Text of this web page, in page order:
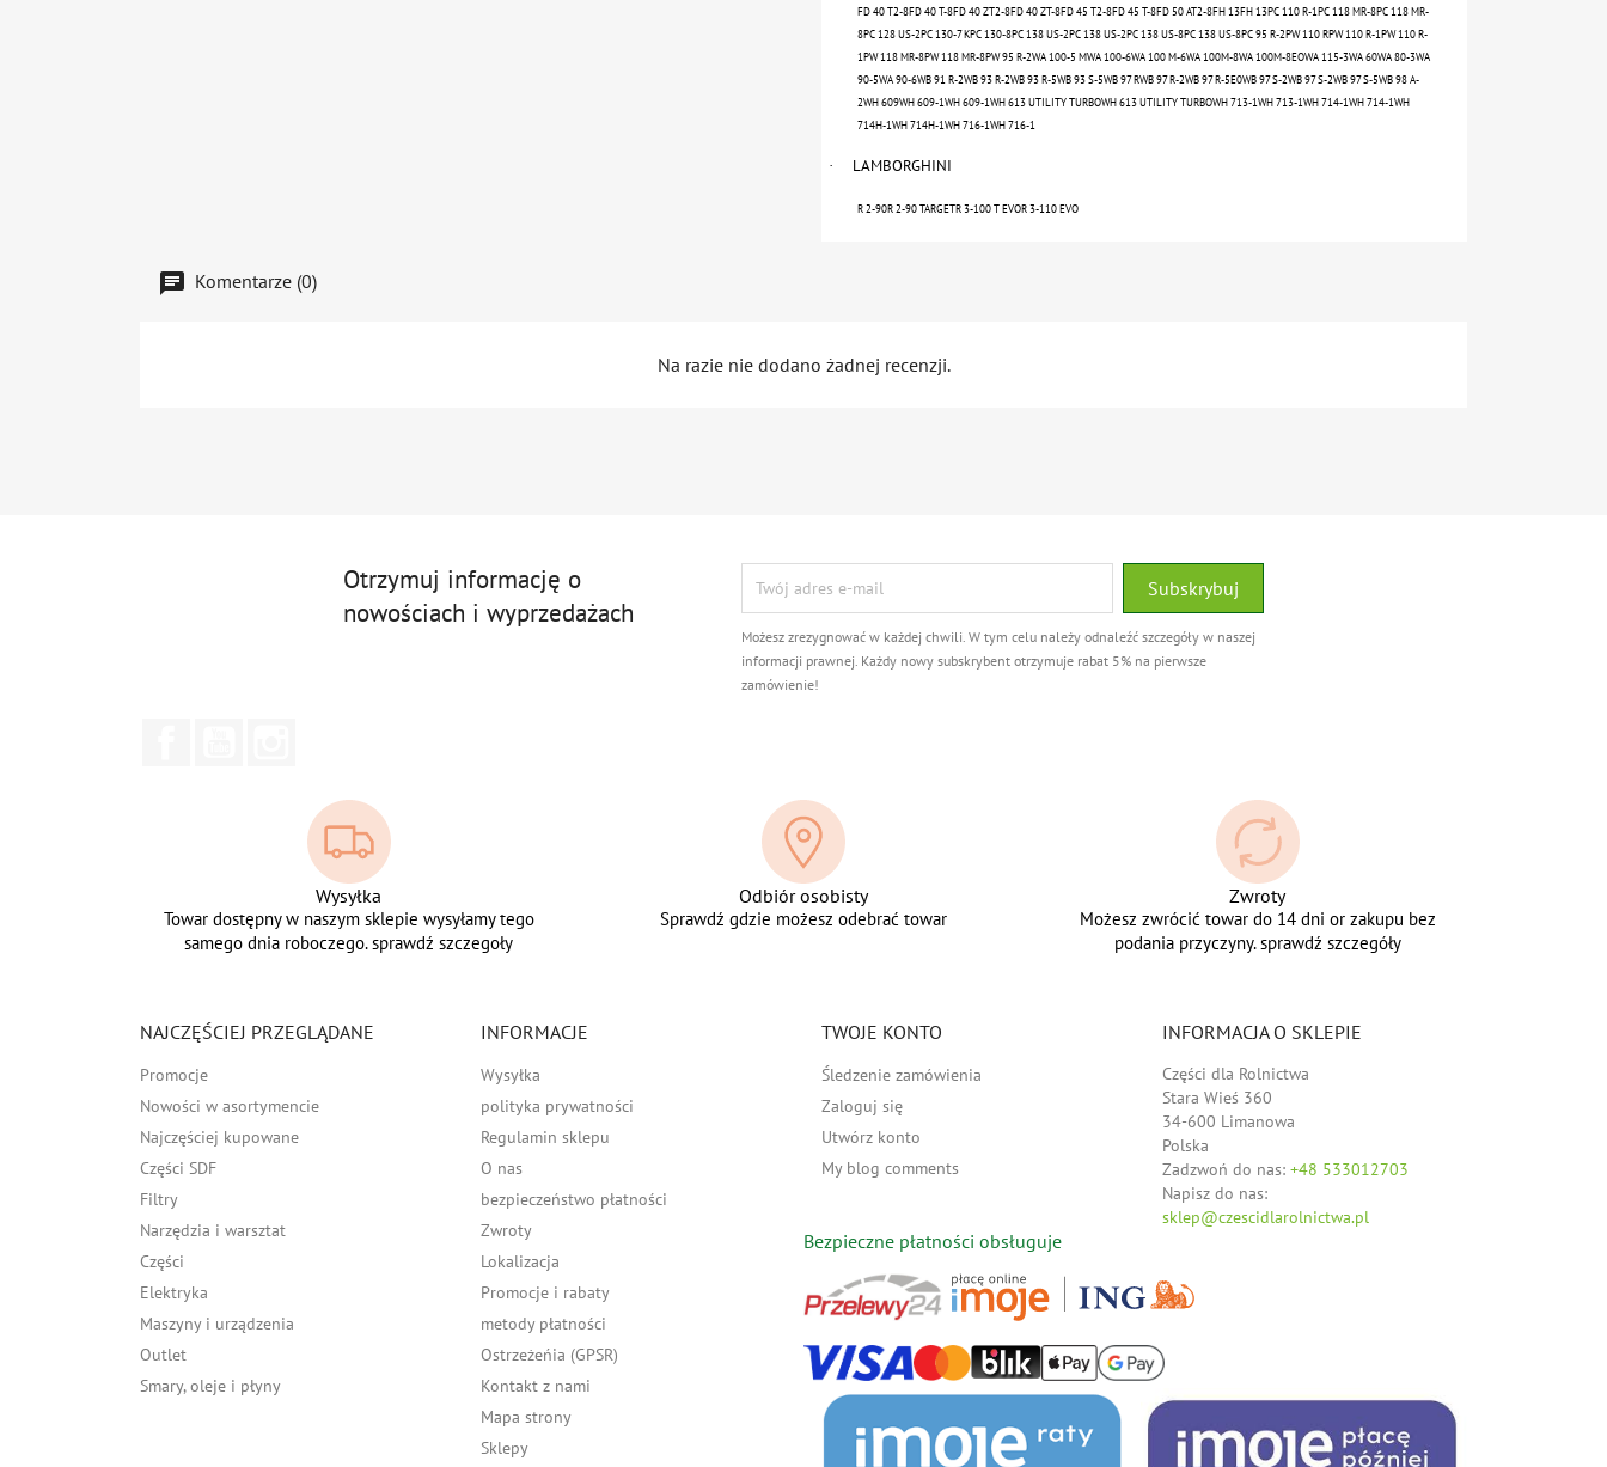
FD 40 T2-8FD 40 T-8FD 40 ZT2-8FD 40 ZT-8FD 45 T2-8FD 45 T-8FD 50 AT2-8FH 13FH 13PC 110 R-1PC 118 MR-8PC 118 MR-
8PC 128 US-2PC 130-7 KPC 130-8PC 138 US-2PC 138 US-2PC 138 US-8PC 138 US-8PC 95 R-2PW 110 RPW 110 R-1PW 110 R-
1PW 118 MR-8PW 118 MR-8PW 95 R-2WA 100-5 MWA 100-6WA 100 M-6WA 100M-8WA 100M-8EOWA 115-3WA 60WA 80-3WA
90-5WA 90-6WB 91 R-2WB 93 R-2WB 93 R-5WB 93 S-5WB 97 RWB 97 R-2WB 97 R-5E0WB 97 S-2WB 97 S-2WB 97 S-5WB 98 A-
2WH 609WH 609-1WH 609-1WH 613 UTILITY TURBOWH 613 UTILITY TURBOWH 713-1WH 713-1WH 714-1WH 714-1WH
714H-1WH 714H-1WH 716-1WH 716-1
· LAMBORGHINI
R 2-90R 2-90 TARGETR 3-100 T EVOR 3-110 EVO
Komentarze (0)
Na razie nie dodano żadnej recenzji.
Otrzymuj informację o
nowościach i wyprzedażach
Możesz zrezygnować w każdej chwili. W tym celu należy odnaleźć szczegóły w naszej
informacji prawnej. Każdy nowy subskrybent otrzymuje rabat 5% na pierwsze
zamówienie!
Wysyłka
Towar dostępny w naszym sklepie wysyłamy tego
samego dnia roboczego. sprawdź szczegoły
Odbiór osobisty
Sprawdź gdzie możesz odebrać towar
Zwroty
Możesz zwrócić towar do 14 dni or zakupu bez
podania przyczyny. sprawdź szczegóły
NAJCZĘŚCIEJ PRZEGLĄDANE
Promocje
Nowości w asortymencie
Najczęściej kupowane
Części SDF
Filtry
Narzędzia i warsztat
Części
Elektryka
Maszyny i urządzenia
Outlet
Smary, oleje i płyny
INFORMACJE
Wysyłka
polityka prywatności
Regulamin sklepu
O nas
bezpieczeństwo płatności
Zwroty
Lokalizacja
Promocje i rabaty
metody płatności
Ostrzeżeńia (GPSR)
Kontakt z nami
Mapa strony
Sklepy
TWOJE KONTO
Śledzenie zamówienia
Zaloguj się
Utwórz konto
My blog comments
INFORMACJA O SKLEPIE
Części dla Rolnictwa
Stara Wieś 360
34-600 Limanowa
Polska
Zadzwoń do nas: +48 533012703
Napisz do nas:
sklep@czescidlarolnictwa.pl
Bezpieczne płatności obsługuje